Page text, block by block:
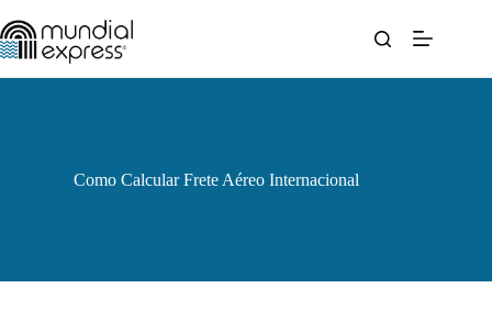
para
o
Como Calcular Frete Aéreo Internacional